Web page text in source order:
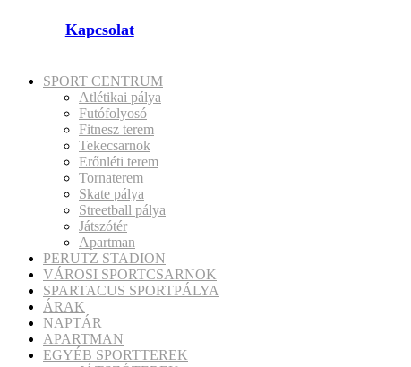
Kapcsolat
SPORT CENTRUM
Atlétikai pálya
Futófolyosó
Fitnesz terem
Tekecsarnok
Erőnléti terem
Tornaterem
Skate pálya
Streetball pálya
Játszótér
Apartman
PERUTZ STADION
VÁROSI SPORTCSARNOK
SPARTACUS SPORTPÁLYA
ÁRAK
NAPTÁR
APARTMAN
EGYÉB SPORTTEREK